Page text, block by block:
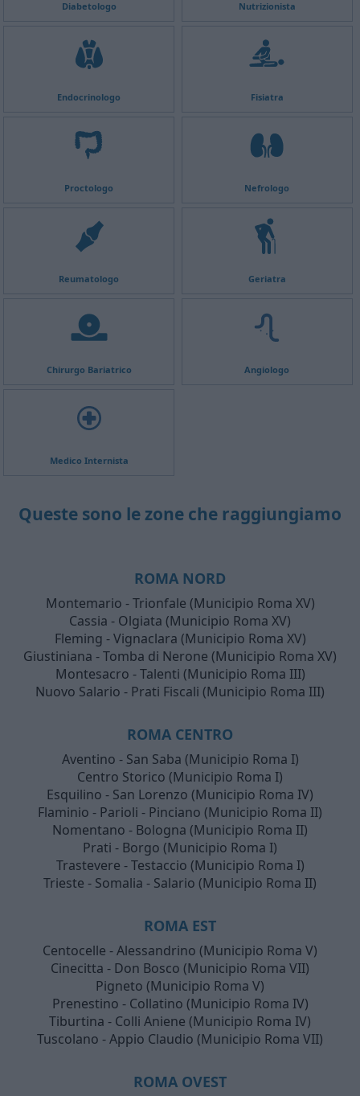
Diabetologo Nutrizionista
Endocrinologo Fisiatra
Proctologo Nefrologo
Reumatologo Geriatra
Chirurgo Bariatrico Angiologo
Medico Internista
Queste sono le zone che raggiungiamo
ROMA NORD
Montemario - Trionfale (Municipio Roma XV)
Cassia - Olgiata (Municipio Roma XV)
Fleming - Vignaclara (Municipio Roma XV)
Giustiniana - Tomba di Nerone (Municipio Roma XV)
Montesacro - Talenti (Municipio Roma III)
Nuovo Salario - Prati Fiscali (Municipio Roma III)
ROMA CENTRO
Aventino - San Saba (Municipio Roma I)
Centro Storico (Municipio Roma I)
Esquilino - San Lorenzo (Municipio Roma IV)
Flaminio - Parioli - Pinciano (Municipio Roma II)
Nomentano - Bologna (Municipio Roma II)
Prati - Borgo (Municipio Roma I)
Trastevere - Testaccio (Municipio Roma I)
Trieste - Somalia - Salario (Municipio Roma II)
ROMA EST
Centocelle - Alessandrino (Municipio Roma V)
Cinecitta - Don Bosco (Municipio Roma VII)
Pigneto (Municipio Roma V)
Prenestino - Collatino (Municipio Roma IV)
Tiburtina - Colli Aniene (Municipio Roma IV)
Tuscolano - Appio Claudio (Municipio Roma VII)
ROMA OVEST